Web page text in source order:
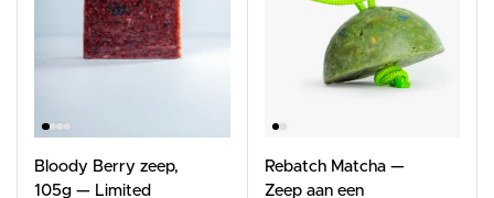
Bloody Berry zeep,
105g — Limited
Rebatch Matcha —
Zeep aan een